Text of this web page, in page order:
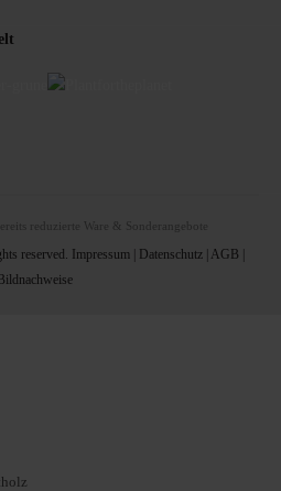
reduzierte Ware & Sonderangebote
reserved. Impressum| Datenschutz| AGB
Bildnachweise